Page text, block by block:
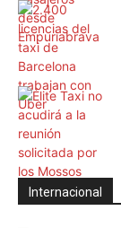
Internacional